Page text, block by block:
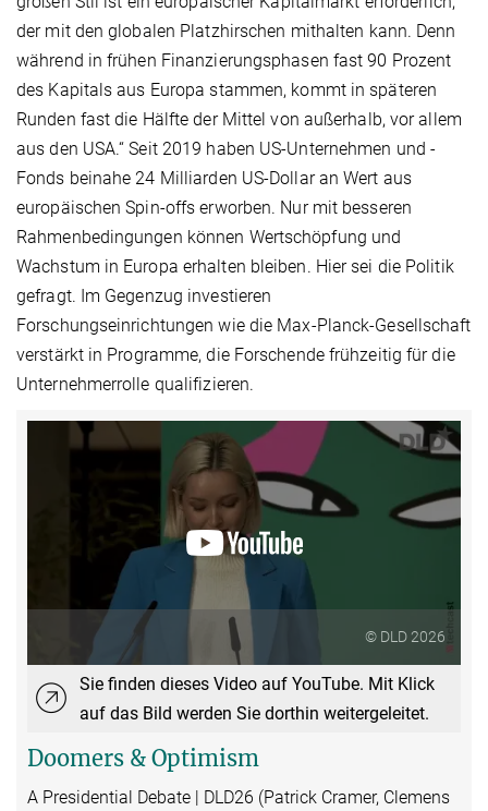
der mit den globalen Platzhirschen mithalten kann. Denn
während in frühen Finanzierungsphasen fast 90 Prozent
des Kapitals aus Europa stammen, kommt in späteren
Runden fast die Hälfte der Mittel von außerhalb, vor allem
aus den USA.“ Seit 2019 haben US-Unternehmen und -
Fonds beinahe 24 Milliarden US-Dollar an Wert aus
europäischen Spin-offs erworben. Nur mit besseren
Rahmenbedingungen können Wertschöpfung und
Wachstum in Europa erhalten bleiben. Hier sei die Politik
gefragt. Im Gegenzug investieren
Forschungseinrichtungen wie die Max-Planck-Gesellschaft
verstärkt in Programme, die Forschende frühzeitig für die
Unternehmerrolle qualifizieren.
© DLD 2026
Sie finden dieses Video auf YouTube. Mit Klick
auf das Bild werden Sie dorthin weitergeleitet.
Doomers & Optimism
A Presidential Debate | DLD26 (Patrick Cramer, Clemens